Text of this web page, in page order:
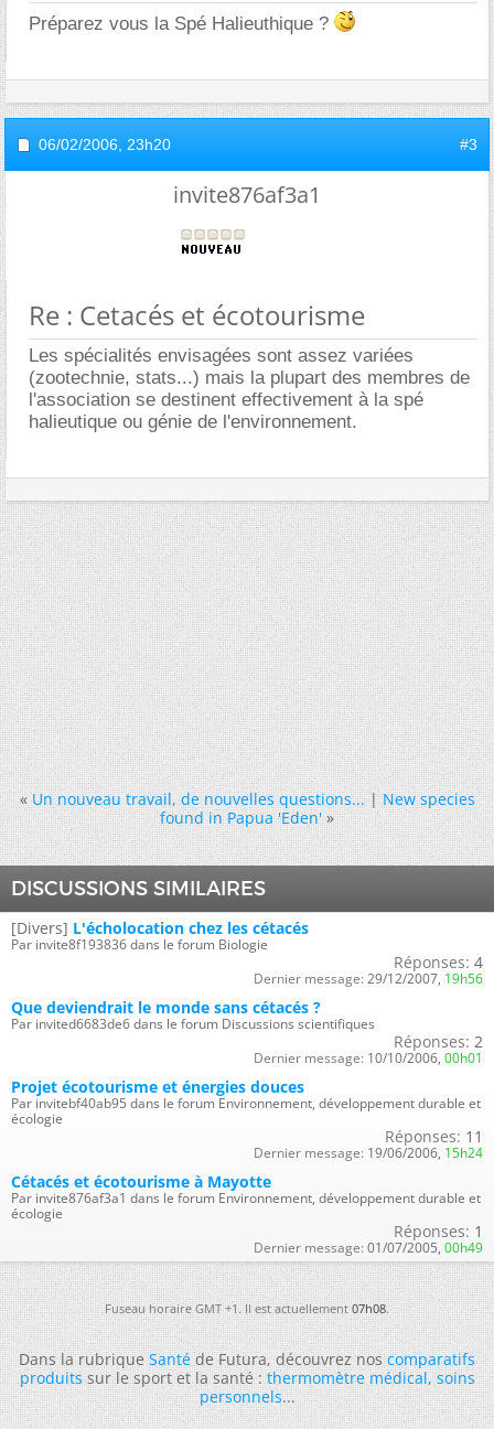
Préparez vous la Spé Halieuthique ?
06/02/2006, 23h20 #3
invite876af3a1
Re : Cetacés et écotourisme
Les spécialités envisagées sont assez variées
(zootechnie, stats...) mais la plupart des membres de
l'association se destinent effectivement à la spé
halieutique ou génie de l'environnement.
« Un nouveau travail, de nouvelles questions...|New species
found in Papua 'Eden' »
DISCUSSIONS SIMILAIRES
[Divers] L'écholocation chez les cétacés
Par invite8f193836 dans le forum Biologie
Réponses: 4
Dernier message: 29/12/2007, 19h56
Que deviendrait le monde sans cétacés ?
Par invited6683de6 dans le forum Discussions scientifiques
Réponses: 2
Dernier message: 10/10/2006, 00h01
Projet écotourisme et énergies douces
Par invitebf40ab95 dans le forum Environnement, développement durable et
écologie
Réponses: 11
Dernier message: 19/06/2006, 15h24
Cétacés et écotourisme à Mayotte
Par invite876af3a1 dans le forum Environnement, développement durable et
écologie
Réponses: 1
Dernier message: 01/07/2005, 00h49
Fuseau horaire GMT +1. Il est actuellement07h08.
Dans la rubriqueSantéde Futura, découvrez noscomparatifs
produitssur le sport et la santé :thermomètre médical,soins
personnels...